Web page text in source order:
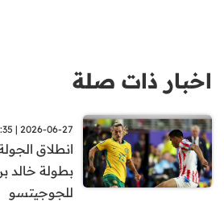
اخبار ذات صلة
2026-06-27 | 05:35
انطلاق
بطولة خالد
للجوجيتسو